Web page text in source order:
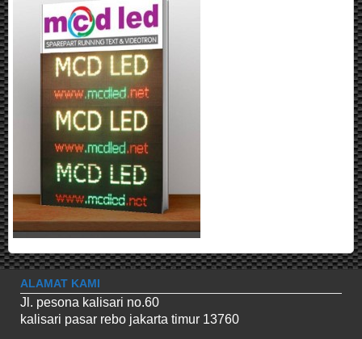
ALAMAT KAMI
Jl. pesona kalisari no.60
kalisari pasar rebo jakarta timur 13760